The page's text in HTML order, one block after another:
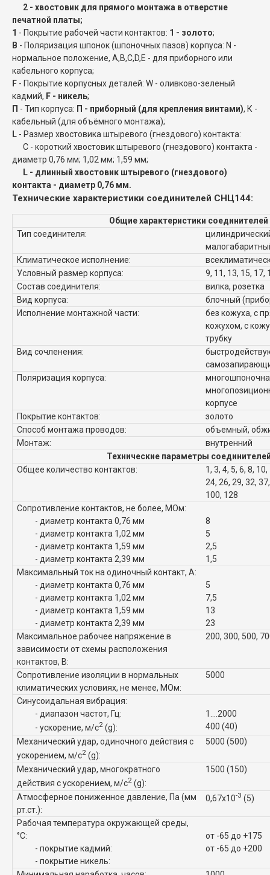
2 - хвостовик для прямого монтажа в отверстие
печатной платы;
1 - Покрытие рабочей части контактов: 1 - золото;
B - Поляризация шпонок (шпоночных пазов) корпуса: N -
нормальное положение, A,B,C,D,E - для приборного или
кабельного корпуса;
F - Покрытие корпусных деталей: W - оливково-зеленый
кадмий, F - никель;
П - Тип корпуса: П - приборный (для крепления винтами), К -
кабельный (для объёмного монтажа);
L - Размер хвостовика штыревого (гнездового) контакта:
C - короткий хвостовик штыревого (гнездового) контакта -
диаметр 0,76 мм; 1,02 мм; 1,59 мм;
L - длинный хвостовик штыревого (гнездового)
контакта - диаметр 0,76 мм.
Технические характеристики соединителей СНЦ144:
Общие характеристики
Тип соединителя:
Климатическое исполнение:
Условный размер корпуса:
9, 11, 13, 15, 17,
Состав соединителя:
вилка, розетка
Вид корпуса:
блочный
Исполнение монтажной части:
без кожуха, с
кожухом, с
трубку
Вид сочленения:
Поляризация корпуса:
корпусе
Покрытие контактов:
золото
Способ монтажа проводов:
объемный,
Монтаж:
внутренний
Технические параметры
Общее количество контактов:
1, 3, 4, 5, 6, 8,
24, 26, 29, 32,
100, 128
Сопротивление контактов, не более, МОм:
- диаметр контакта 0,76 мм
- диаметр контакта 1,02 мм
- диаметр контакта 1,59 мм
- диаметр контакта 2,39 мм
8
5
2,5
1,5
Максимальный ток на одиночный контакт, А:
- диаметр контакта 0,76 мм
- диаметр контакта 1,02 мм
- диаметр контакта 1,59 мм
- диаметр контакта 2,39 мм
5
7,5
13
23
Максимальное рабочее напряжение в
зависимости от схемы расположения
контактов, В:
200, 300, 500,
Сопротивление изоляции в нормальных
климатических условиях, не менее, МОм:
5000
Синусоидальная вибрация:
- диапазон частот, Гц:
- ускорение, м/с2 (g):
1....2000
400 (40)
Механический удар, одиночного действия с
ускорением, м/с2 (g):
5000 (500)
Механический удар, многократного
действия с ускорением, м/с2 (g):
1500 (150)
Атмосферное пониженное давление, Па (мм
рт.ст.):
0,67x10-3 (5)
Рабочая температура окружающей среды,
°C:
- покрытие кадмий:
- покрытие никель:
от -65 до +175
от -65 до +200